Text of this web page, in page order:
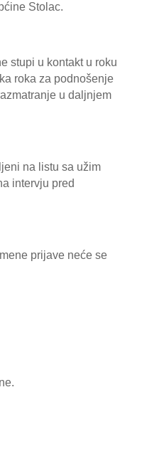
Stolac.
stupi u kontakt u roku
roka za podnošenje
u daljnjem
na listu sa užim
intervju pred
prijave neće se